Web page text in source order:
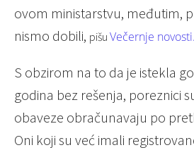
ovom ministarstvu, međutim,
nismo dobili, pišu Večernje novosti.
S obzirom na to da je istekla
godina bez rešenja, poreznici
obaveze obračunavaju po
Oni koji su već imali